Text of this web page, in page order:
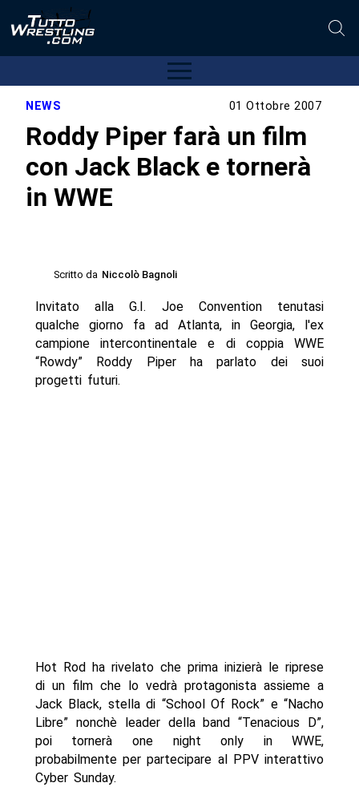
NEWS 01 Ottobre 2007
Roddy Piper farà un film
con Jack Black e tornerà
in WWE
Scritto da Niccolò Bagnoli
Invitato alla G.I. Joe Convention tenutasi
qualche giorno fa ad Atlanta, in Georgia, l'ex
campione intercontinentale e di coppia WWE
“Rowdy” Roddy Piper ha parlato dei suoi
progetti futuri.
Hot Rod ha rivelato che prima inizierà le riprese
di un film che lo vedrà protagonista assieme a
Jack Black, stella di “School Of Rock” e “Nacho
Libre” nonchè leader della band “Tenacious D”,
poi tornerà one night only in WWE,
probabilmente per partecipare al PPV interattivo
Cyber Sunday.